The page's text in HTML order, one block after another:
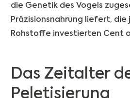
die Genetik des Vogels
Präzisionsnahrung liefert, die
Rohstoffe investierten Cent
Das Zeitalter
Peletisierung